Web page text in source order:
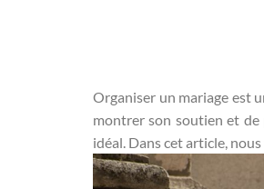
Organiser un mariage est
montrer son soutien et de
idéal. Dans cet article,